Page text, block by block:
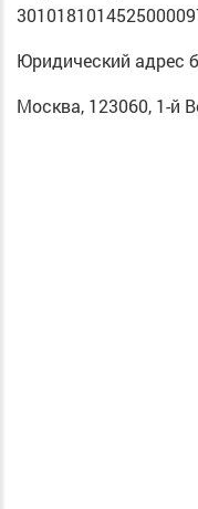
Юридический адрес
Москва, 123060, 1-й